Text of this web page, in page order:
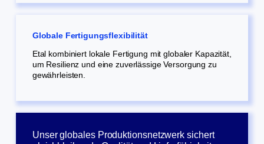
Globale Fertigungsflexibilität
Etal kombiniert lokale Fertigung mit globaler Kapazität,
um Resilienz und eine zuverlässige Versorgung zu
gewährleisten.
Unser globales Produktionsnetzwerk sichert